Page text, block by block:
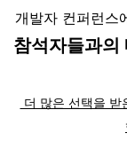
개발자 컨퍼런스
참석자들과의
더 많은 선택을 받